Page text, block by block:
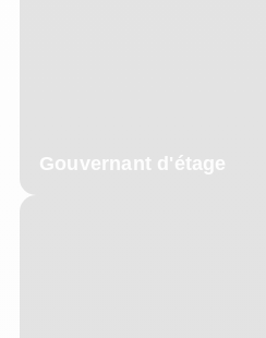
Gouvernant d'étage